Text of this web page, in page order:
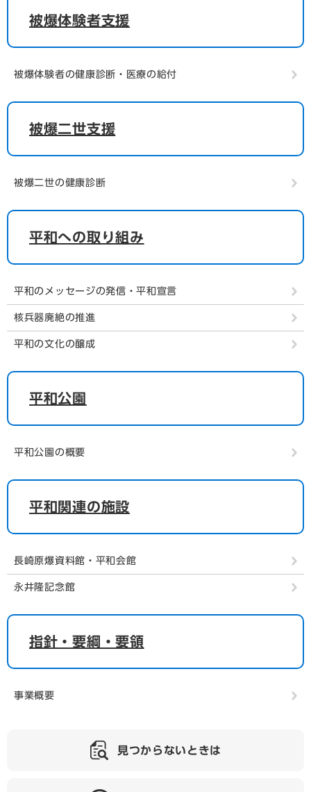
被爆体験者支援
被爆体験者の健康診断・医療の給付
被爆二世支援
被爆二世の健康診断
平和への取り組み
平和のメッセージの発信・平和宣言
核兵器廃絶の推進
平和の文化の醸成
平和公園
平和公園の概要
平和関連の施設
長崎原爆資料館・平和会館
永井隆記念館
指針・要綱・要領
事業概要
見つからないときは